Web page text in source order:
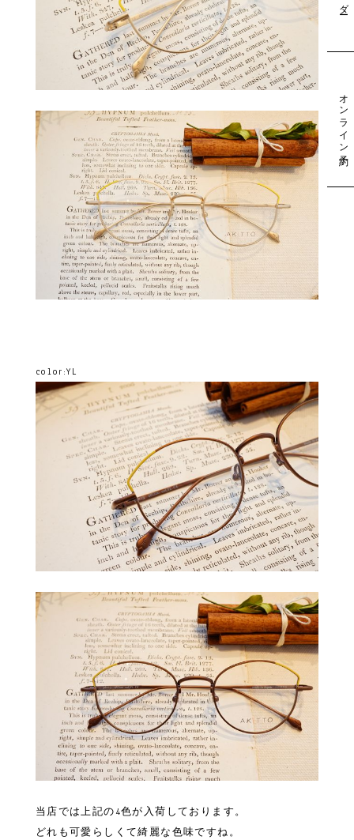
color:YL
当店では上記の4色が入荷しております。
どれも可愛らしくて綺麗な色味ですね。
オンライン予約